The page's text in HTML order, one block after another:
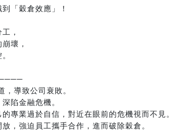
「穀倉效應」！
，
壞，
導致公司衰敗。
陷金融危機。
專業過於自信，對近在眼前的危機視而不見。
，強迫員工攜手合作，進而破除穀倉。